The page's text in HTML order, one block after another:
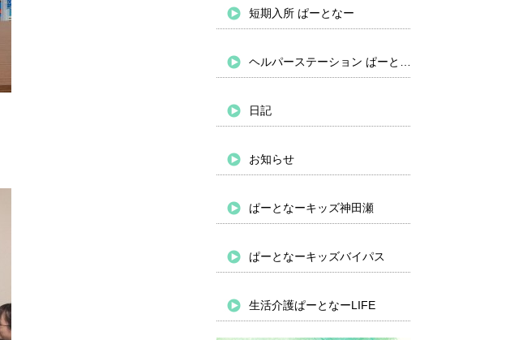
短期入所 ぱーとなー
日記
お知らせ
ぱーとなーキッズ神田瀬
ぱーとなーキッズバイパス
生活介護ぱーとなーLIFE